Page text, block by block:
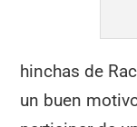
hinchas de
un buen